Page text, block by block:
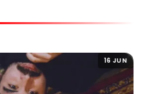
16 JUN